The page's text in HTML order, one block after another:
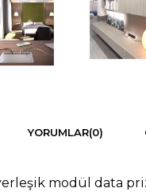
YORUMLAR(0)
modül data